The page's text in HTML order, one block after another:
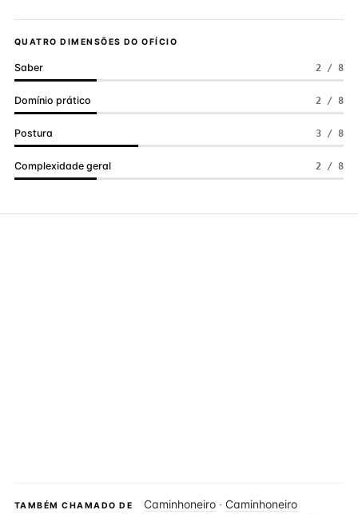
QUATRO DIMENSÕES DO OFÍCIO
Saber 2 / 8
Domínio prático 2 / 8
Postura 3 / 8
Complexidade geral 2 / 8
TAMBÉM CHAMADO DE Caminhoneiro · Caminhoneiro